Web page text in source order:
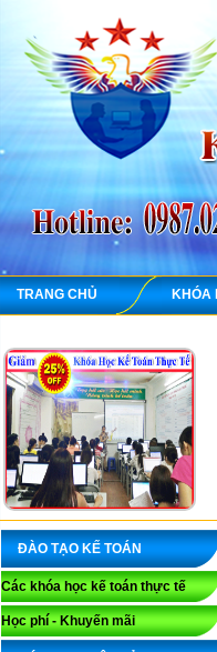
TRANG CHỦ KHÓA
ĐÀO TẠO KẾ TOÁN
Các khóa học kế toán thực tế
Học phí - Khuyến mãi